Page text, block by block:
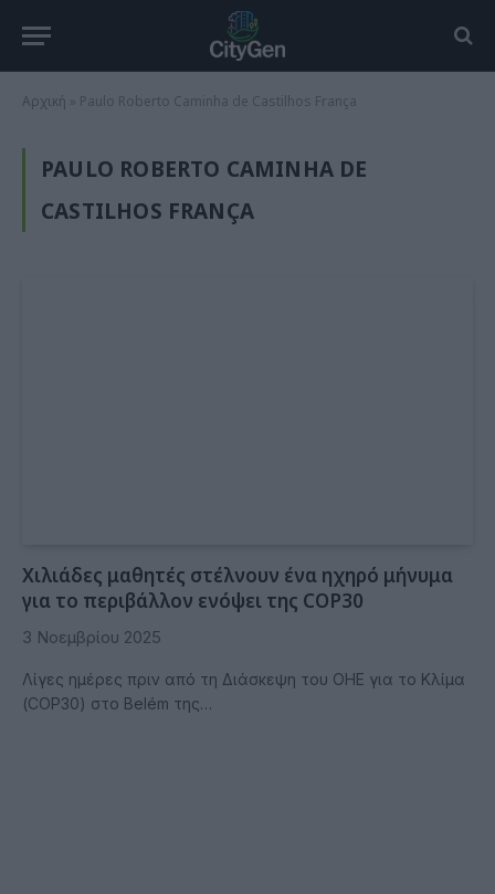
Αρχική Paulo Roberto Caminha de Castilhos França
PAULO ROBERTO CAMINHA DE
CASTILHOS FRANÇA
Χιλιάδες μαθητές στέλνουν ένα ηχηρό μήνυμα
για το περιβάλλον ενόψει της COP30
3 Νοεμβρίου 2025
Λίγες ημέρες πριν από τη Διάσκεψη του ΟΗΕ για το Κλίμα
(COP30) στο Belém της…